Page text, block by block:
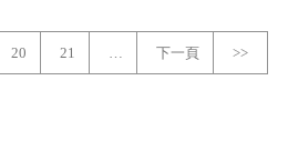
20 21 … 下一頁 >>